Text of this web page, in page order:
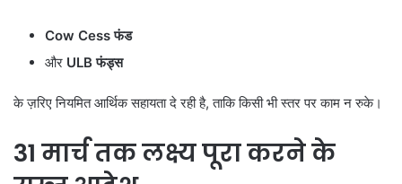
Cow Cessफंड
और ULBफंड्स
के ज़रिए नियमित आर्थिक सहायता दे रही है, ताकि किसी भी स्तर पर काम न रुके।
31 मार्च तक लक्ष्य पूरा करने के